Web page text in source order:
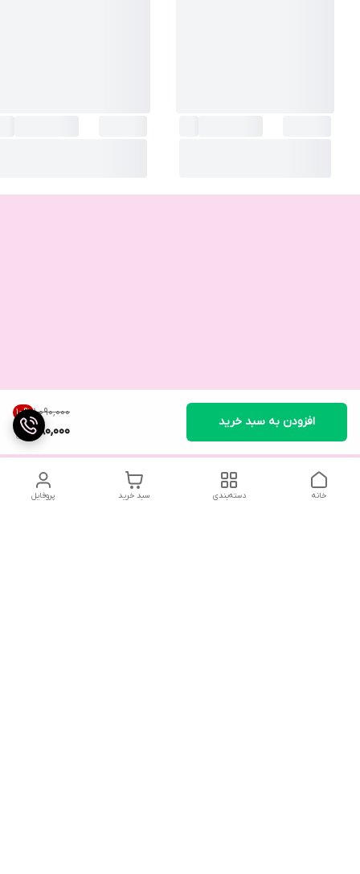
۱٬۰۹۰٬۰۰۰ 10%
980,000
افزودن به سبد خرید
پروفایل سبد خرید دسته‌بندی خانه